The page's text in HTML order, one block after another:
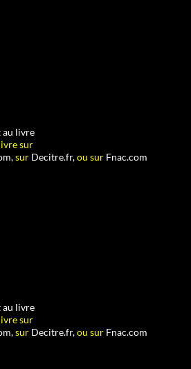
au livre
sur
sur Decitre.fr,ou sur Fnac.com
au livre
sur
sur Decitre.fr,ou sur Fnac.com